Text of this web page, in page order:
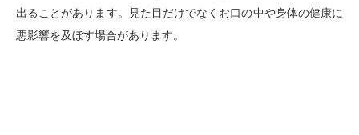
出ることがあります。見た目だけでなくお口の中や身体の健康に
悪影響を及ぼす場合があります。